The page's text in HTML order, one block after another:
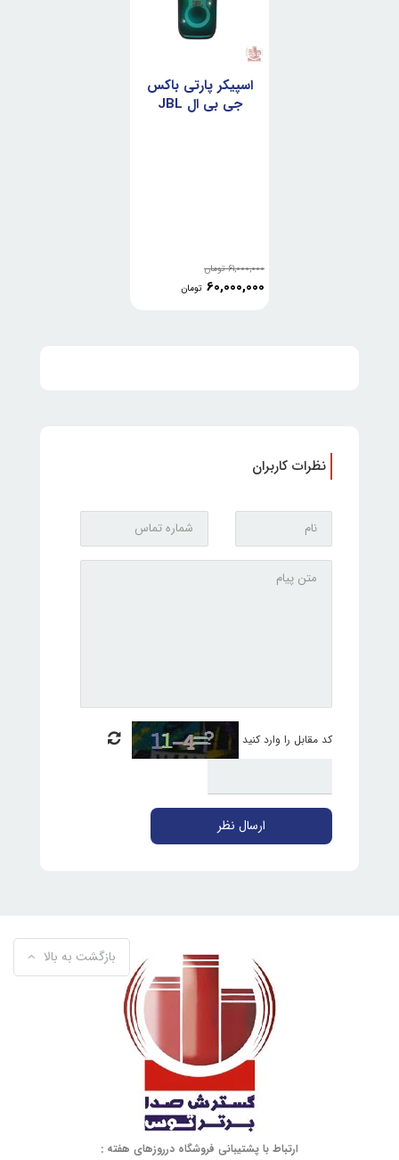
اسپیکر پارتی باکس
جی بی ال JBL
61,000,000 تومان
60,000,000 تومان
نظرات کاربران
کد مقابل را وارد کنید
ارسال نظر
بازگشت به بالا
ارتباط با پشتیبانی فروشگاه درروزهای هفته :